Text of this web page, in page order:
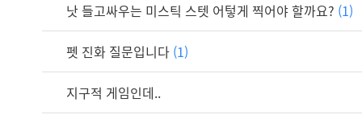
낫 들고싸우는 미스틱 스텟 어텋게 찍어야 할까요? (1)
펫 진화 질문입니다 (1)
지구적 게임인데..